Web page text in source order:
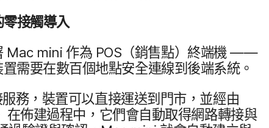
接​觸​導入
Mac mini 作​為 POS （​銷售​點）終端機 ——
需要​在​數百​個​地點​安全​連線到​後端​系統。
務，​裝置​可以​直接​運送​到​門市，​並​經​由
在​佈建​過程​中，​它們​會​自動​取得​網路​轉接​與